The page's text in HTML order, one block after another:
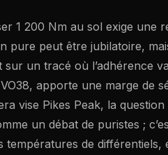
1 200 Nm au sol exige une
pure peut être jubilatoire,
un tracé où l’adhérence
apporte une marge de
vise Pikes Peak, la question
un débat de puristes ;
températures de différentiels,